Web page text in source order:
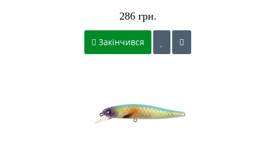
286 грн.
Закінчився